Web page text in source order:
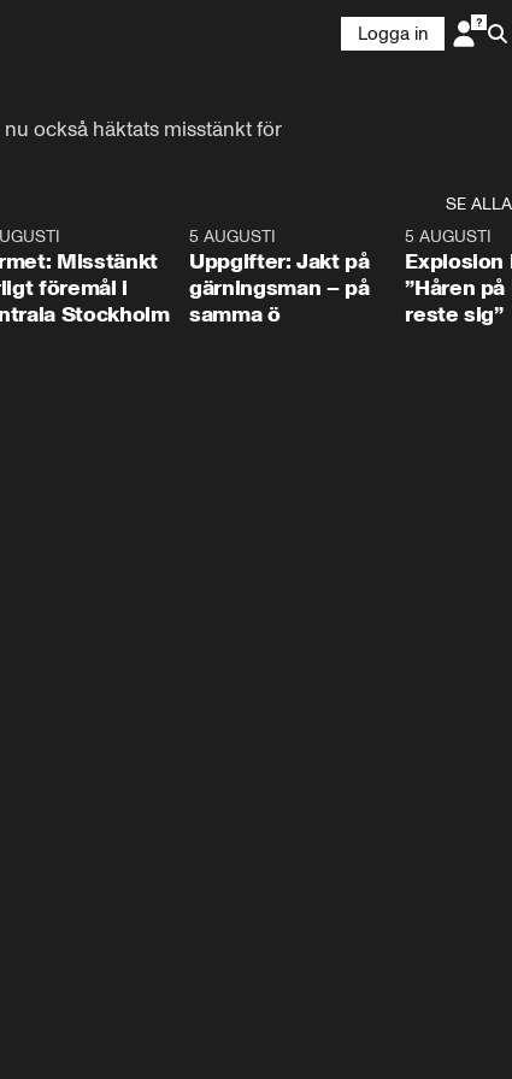
Logga in
också häktats misstänkt för
SE ALLA
0:35
Misstänkt
föremål i
Stockholm
0:33
5 AUGUSTI
Uppgifter: Jakt på
gärningsman – på
samma ö
5 AUGUSTI
Explosion
”Håren
reste sig”